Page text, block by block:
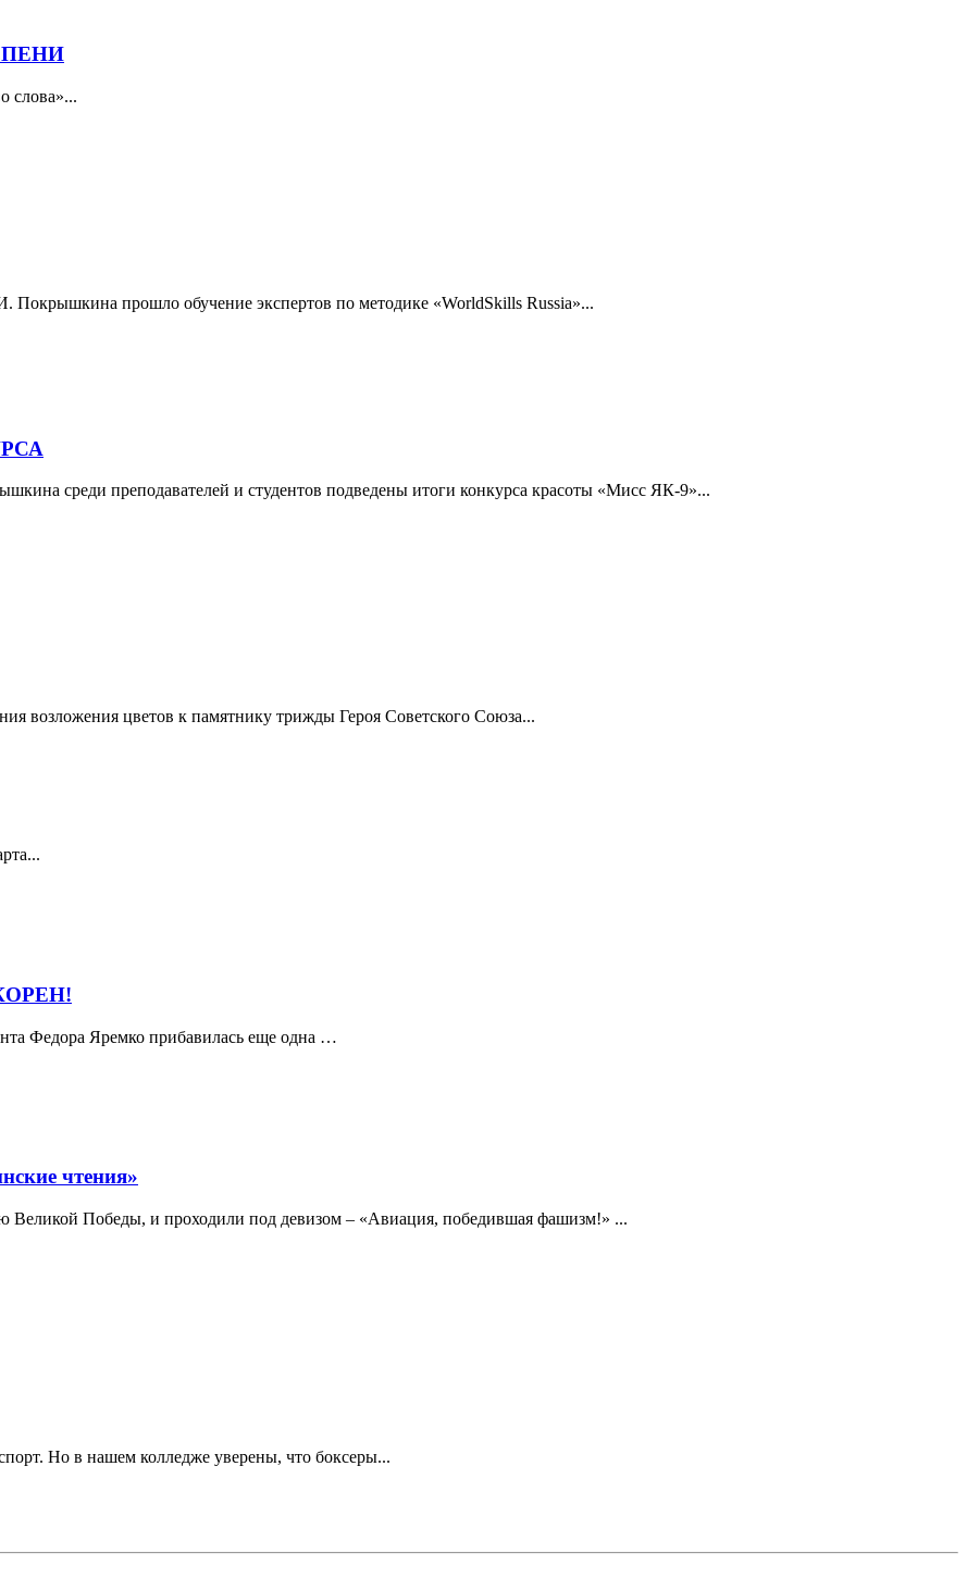
слова»...
Покрышкина прошло обучение экспертов по методике «WorldSkills Russia»...
среди преподавателей и студентов подведены итоги конкурса красоты «Мисс ЯК-9»...
возложения цветов к памятнику трижды Героя Советского Союза...
Федора Яремко прибавилась еще одна …
чтения»
Победы, и проходили под девизом – «Авиация, победившая фашизм!» ...
Но в нашем колледже уверены, что боксеры...